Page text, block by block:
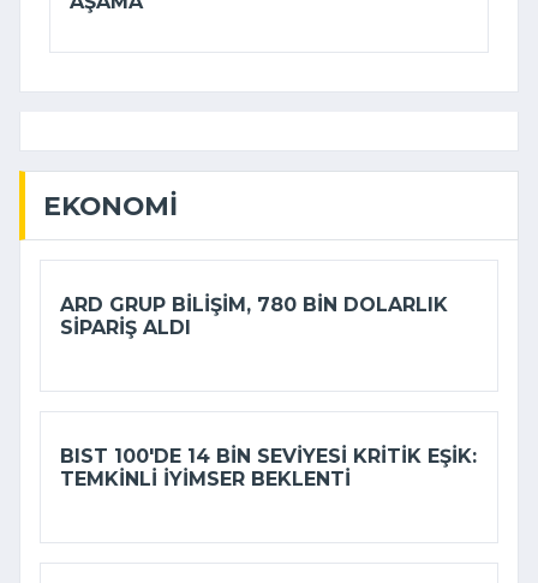
EKONOMI
ARD GRUP BILIŞIM, 780 BIN DOLARLIK
SIPARIŞ ALDI
BIST 100'DE 14 BIN SEVIYESI KRITIK EŞIK:
TEMKINLI IYIMSER BEKLENTI